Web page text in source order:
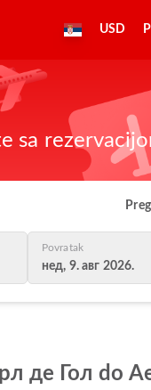
USD
sa
Povratak
нед, 9. авг 2026.
де Гол do